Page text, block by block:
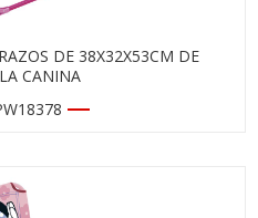
DE 38X32X53CM DE
CANINA